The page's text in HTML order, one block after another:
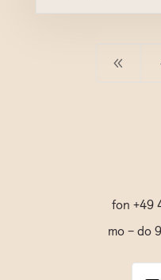
8
fon +49
mo – do